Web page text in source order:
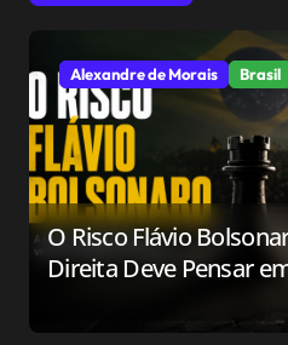
Alexandre de Morais Brasil
O Risco Flávio
Direita Deve Pensar